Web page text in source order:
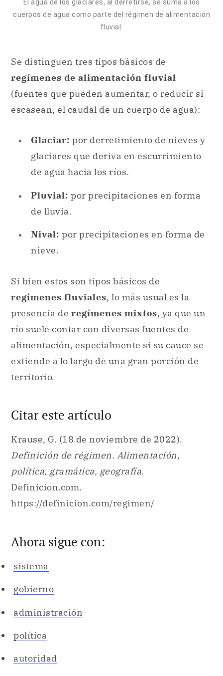
El agua de los glaciares, al derretirse, se suma a los
cuerpos de agua como parte del régimen de alimentación
fluvial.
Se distinguen tres tipos básicos de
regímenes de alimentación fluvial
(fuentes que pueden aumentar, o reducir si
escasean, el caudal de un cuerpo de agua):
Glaciar: por derretimiento de nieves y
glaciares que deriva en escurrimiento
de agua hacia los ríos.
Pluvial: por precipitaciones en forma
de lluvia.
Nival: por precipitaciones en forma de
nieve.
Si bien estos son tipos básicos de
regímenes fluviales, lo más usual es la
presencia de regímenes mixtos, ya que un
río suele contar con diversas fuentes de
alimentación, especialmente si su cauce se
extiende a lo largo de una gran porción de
territorio.
Citar este artículo
Krause, G. (18 de noviembre de 2022).
Definición de régimen. Alimentación,
política, gramática, geografía.
Definicion.com.
https://definicion.com/regimen/
Ahora sigue con:
sistema
gobierno
administración
política
autoridad